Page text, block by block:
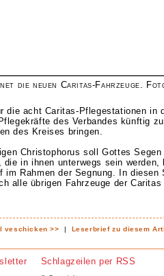
die neuen Caritas-Fahrzeuge.
die acht Caritas-Pflegestationen in
des Verbandes künftig
des Kreises bringen.
Christophorus soll Gottes
in ihnen unterwegs sein werden,
im Rahmen der Segnung. In diesen
alle übrigen Fahrzeuge der
veschicken >> | Leserbrief zu diesem
Schlagzeilen per RSS